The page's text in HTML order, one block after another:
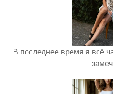
В последнее время я всё